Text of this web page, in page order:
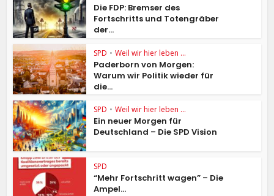
Die FDP: Bremser des
Fortschritts und Totengräber
der...
SPD • Weil wir hier leben ...
Paderborn von Morgen:
Warum wir Politik wieder für
die...
SPD • Weil wir hier leben ...
Ein neuer Morgen für
Deutschland – Die SPD Vision
SPD
“Mehr Fortschritt wagen” – Die
Ampel...